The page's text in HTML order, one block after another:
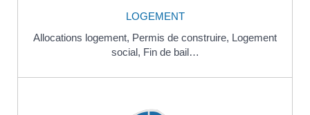
LOGEMENT
Allocations logement, Permis de construire, Logement
social, Fin de bail…